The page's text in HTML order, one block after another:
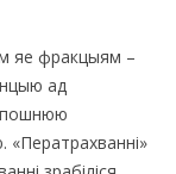
яе фракцыям –
ад
«Ператрахванні»